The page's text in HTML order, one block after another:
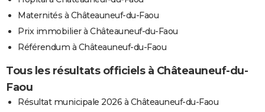
Maternités à Châteauneuf-du-Faou
Prix immobilier à Châteauneuf-du-Faou
Référendum à Châteauneuf-du-Faou
Tous les résultats officiels à Châteauneuf-du-
Faou
Résultat municipale 2026 à Châteauneuf-du-Faou